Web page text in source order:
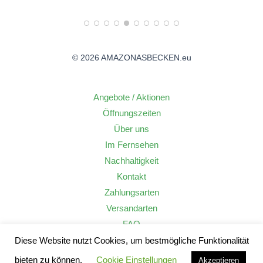
© 2026 AMAZONASBECKEN.eu
Angebote / Aktionen
Öffnungszeiten
Über uns
Im Fernsehen
Nachhaltigkeit
Kontakt
Zahlungsarten
Versandarten
FAQ
Widerrufsrecht
AGB
Diese Website nutzt Cookies, um bestmögliche Funktionalität
bieten zu können.
Cookie Einstellungen Akzeptieren